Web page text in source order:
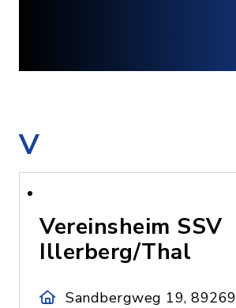
V
Vereinsheim SSV
Illerberg/Thal
Sandbergweg 19, 89269